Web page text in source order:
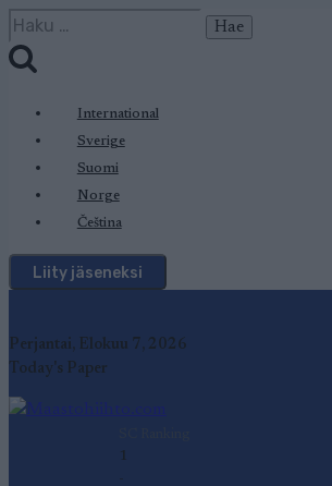
Siirry
sisältöön
Haku:
International
Sverige
Suomi
Norge
Čeština
Liity jäseneksi
Perjantai, Elokuu 7, 2026
Today's Paper
1
-